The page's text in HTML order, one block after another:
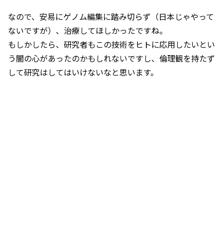
なので、安易にゲノム編集に踏み切らず（日本じゃやって
ないですが）、治療してほしかったですね。
もしかしたら、研究者もこの技術をヒトに応用したいとい
う闇の心があったのかもしれないですし、倫理観を持たず
して研究はしてはいけないなと思います。